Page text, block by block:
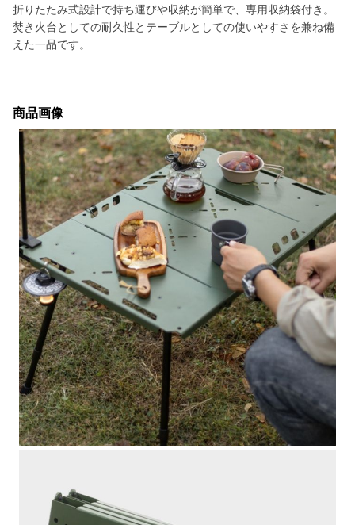
折りたたみ式設計で持ち運びや収納が簡単で、専用収納袋付き。
焚き火台としての耐久性とテーブルとしての使いやすさを兼ね備
えた一品です。
商品画像